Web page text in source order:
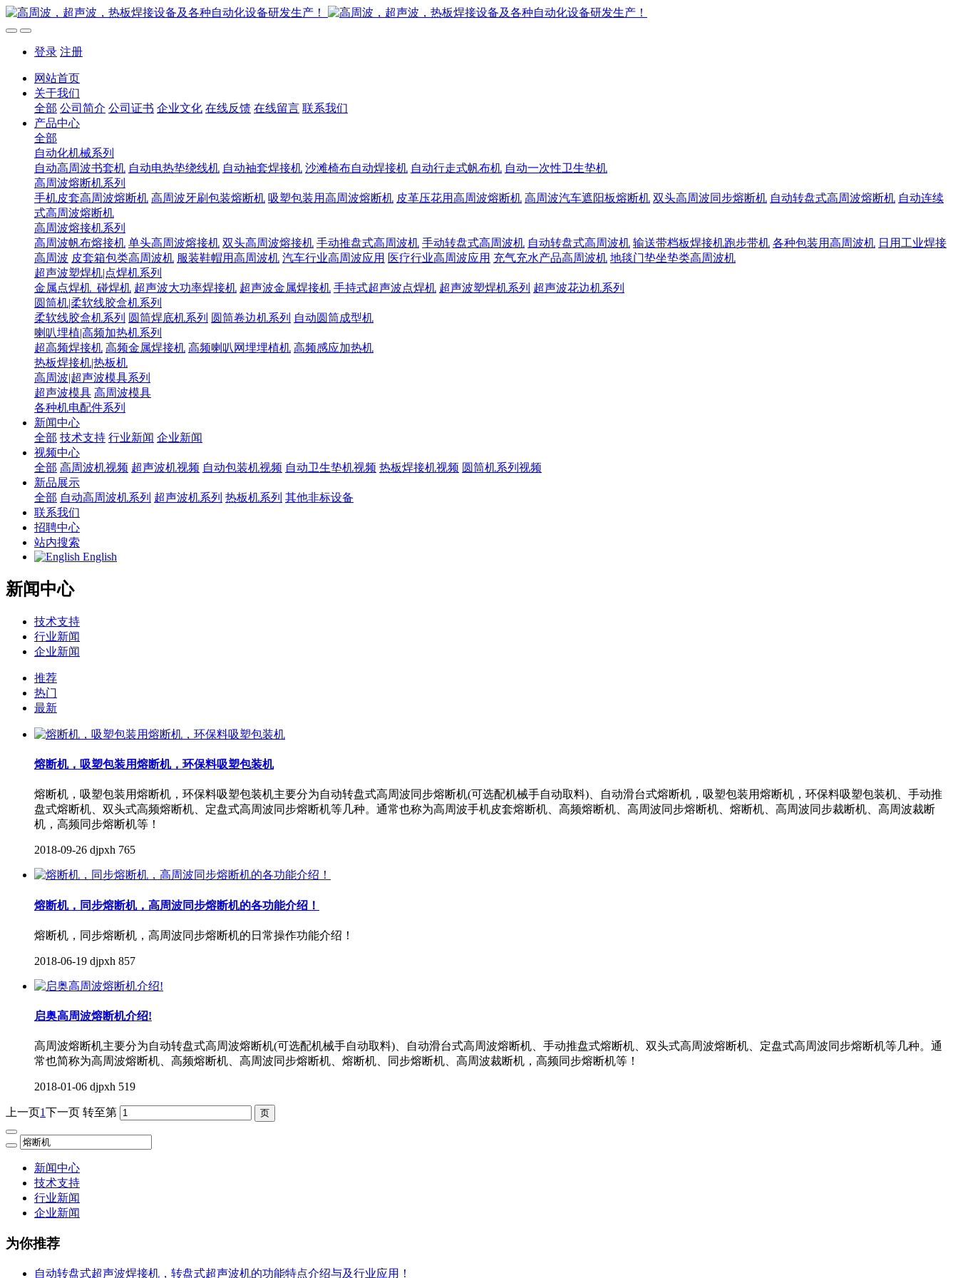
登录 注册
网站首页
关于我们
全部 公司简介 公司证书 企业文化 在线反馈 在线留言 联系我们
产品中心
全部
自动化机械系列
自动高周波书套机 自动电热垫绕线机 自动袖套焊接机 沙滩椅布自动焊接机 自动行走式帆布机 自动一次性卫生垫机
高周波熔断机系列
手机皮套高周波熔断机 高周波牙刷包装熔断机 吸塑包装用高周波熔断机 皮革压花用高周波熔断机 高周波汽车遮阳板熔断机 双头高周波同步熔断机 自动转盘式高周波熔断机 自动连续
式高周波熔断机
高周波熔接机系列
高周波帆布熔接机 单头高周波熔接机 双头高周波熔接机 手动推盘式高周波机 手动转盘式高周波机 自动转盘式高周波机 输送带档板焊接机跑步带机 各种包装用高周波机 日用工业焊接
高周波 皮套箱包类高周波机 服装鞋帽用高周波机 汽车行业高周波应用 医疗行业高周波应用 充气充水产品高周波机 地毯门垫坐垫类高周波机
超声波塑焊机|点焊机系列
金属点焊机_碰焊机 超声波大功率焊接机 超声波金属焊接机 手持式超声波点焊机 超声波塑焊机系列 超声波花边机系列
圆筒机|柔软线胶盒机系列
柔软线胶盒机系列 圆筒焊底机系列 圆筒卷边机系列 自动圆筒成型机
喇叭埋植|高频加热机系列
超高频焊接机 高频金属焊接机 高频喇叭网埋埋植机 高频感应加热机
热板焊接机|热板机
高周波|超声波模具系列
超声波模具 高周波模具
各种机电配件系列
新闻中心
全部 技术支持 行业新闻 企业新闻
视频中心
全部 高周波机视频 超声波机视频 自动包装机视频 自动卫生垫机视频 热板焊接机视频 圆筒机系列视频
新品展示
全部 自动高周波机系列 超声波机系列 热板机系列 其他非标设备
联系我们
招聘中心
站内搜索
English
新闻中心
技术支持
行业新闻
企业新闻
推荐
热门
最新
熔断机，吸塑包装用熔断机，环保料吸塑包装机
熔断机，吸塑包装用熔断机，环保料吸塑包装机主要分为自动转盘式高周波同步熔断机(可选配机械手自动取料)、自动滑台式熔断机，吸塑包装用熔断机，环保料吸塑包装机、手动推
盘式熔断机、双头式高频熔断机、定盘式高周波同步熔断机等几种。通常也称为高周波手机皮套熔断机、高频熔断机、高周波同步熔断机、熔断机、高周波同步裁断机、高周波裁断
机，高频同步熔断机等！
2018-09-26 djpxh 765
熔断机，同步熔断机，高周波同步熔断机的各功能介绍！
熔断机，同步熔断机，高周波同步熔断机的日常操作功能介绍！
2018-06-19 djpxh 857
启奥高周波熔断机介绍!
高周波熔断机主要分为自动转盘式高周波熔断机(可选配机械手自动取料)、自动滑台式高周波熔断机、手动推盘式熔断机、双头式高周波熔断机、定盘式高周波同步熔断机等几种。通
常也简称为高周波熔断机、高频熔断机、高周波同步熔断机、熔断机、同步熔断机、高周波裁断机，高频同步熔断机等！
2018-01-06 djpxh 519
上一页1下一页 转至第
新闻中心
技术支持
行业新闻
企业新闻
为你推荐
自动转盘式超声波焊接机，转盘式超声波机的功能特点介绍与及行业应用！